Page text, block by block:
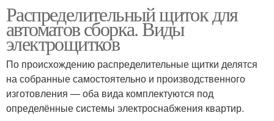
Распределительный щиток для
автоматов сборка. Виды
электрощитков
По происхождению распределительные щитки делятся
на собранные самостоятельно и производственного
изготовления — оба вида комплектуются под
определённые системы электроснабжения квартир.